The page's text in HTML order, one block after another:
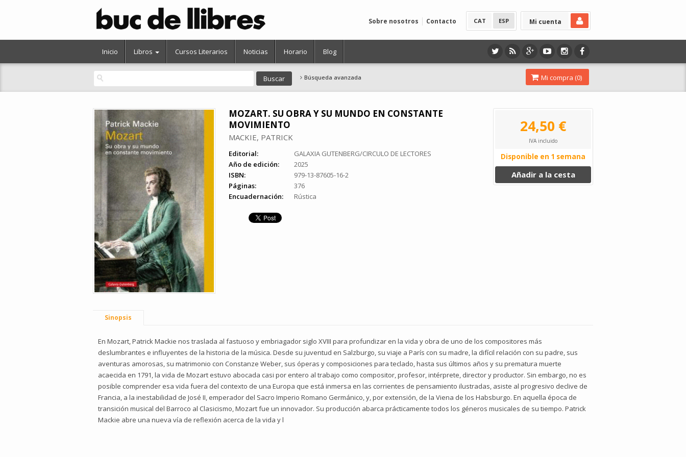
Mi cuenta
CAT ESP
Sobre nosotros Contacto
Inicio Libros Cursos Literarios Noticias Horario Blog
Búsqueda avanzada Mi compra (0)
MOZART. SU OBRA Y SU MUNDO EN CONSTANTE
MOVIMIENTO
MACKIE, PATRICK
Editorial:
GALAXIA GUTENBERG/CIRCULO DE LECTORES
Año de edición:
2025
ISBN:
979-13-87605-16-2
Páginas:
376
Encuadernación:
Rústica
24,50 €
IVA incluido
Disponible en 1 semana
Añadir a la cesta
Sinopsis
En Mozart, Patrick Mackie nos traslada al fastuoso y embriagador siglo XVIII para profundizar en la vida y obra de uno de los compositores más
deslumbrantes e influyentes de la historia de la música. Desde su juventud en Salzburgo, su viaje a París con su madre, la difícil relación con su padre, sus
aventuras amorosas, su matrimonio con Constanze Weber, sus óperas y composiciones para teclado, hasta sus últimos años y su prematura muerte
acaecida en 1791, la vida de Mozart estuvo abocada casi por entero al trabajo como compositor, profesor, intérprete, director y productor. Sin embargo, no es
posible comprender esa vida fuera del contexto de una Europa que está inmersa en las corrientes de pensamiento ilustradas, asiste al progresivo declive de
Francia, a la inestabilidad de José II, emperador del Sacro Imperio Romano Germánico, y, por extensión, de la Viena de los Habsburgo. En aquella época de
transición musical del Barroco al Clasicismo, Mozart fue un innovador. Su producción abarca prácticamente todos los géneros musicales de su tiempo. Patrick
Mackie abre una nueva vía de reflexión acerca de la vida y l